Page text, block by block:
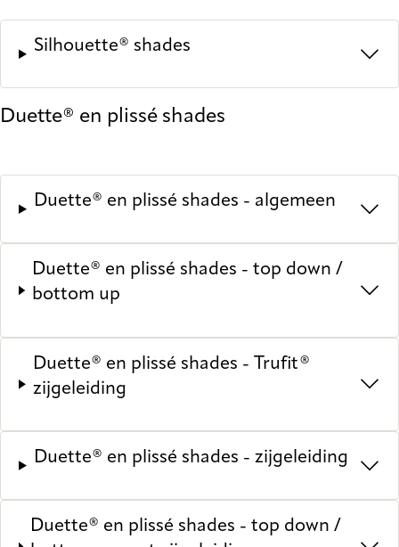
Silhouette® shades
Duette® en plissé shades
Duette® en plissé shades - algemeen
Duette® en plissé shades - top down /
bottom up
Duette® en plissé shades - Trufit®
zijgeleiding
Duette® en plissé shades - zijgeleiding
Duette® en plissé shades - top down /